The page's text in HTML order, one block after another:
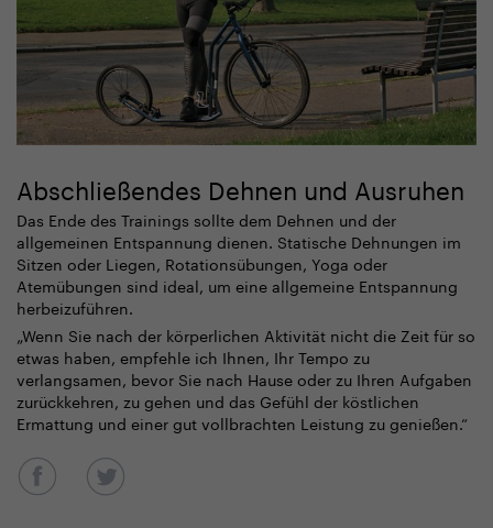
Abschließendes Dehnen und Ausruhen
Das Ende des Trainings sollte dem Dehnen und der
allgemeinen Entspannung dienen. Statische Dehnungen im
Sitzen oder Liegen, Rotationsübungen, Yoga oder
Atemübungen sind ideal, um eine allgemeine Entspannung
herbeizuführen.
„Wenn Sie nach der körperlichen Aktivität nicht die Zeit für so
etwas haben, empfehle ich Ihnen, Ihr Tempo zu
verlangsamen, bevor Sie nach Hause oder zu Ihren Aufgaben
zurückkehren, zu gehen und das Gefühl der köstlichen
Ermattung und einer gut vollbrachten Leistung zu genießen.“